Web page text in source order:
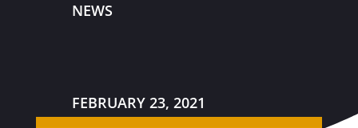
NEWS
FEBRUARY 23, 2021